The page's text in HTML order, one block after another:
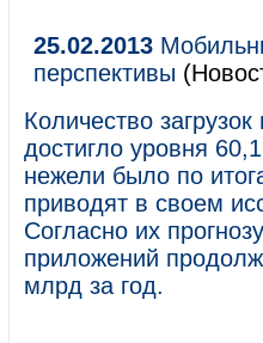
25.02.2013
перспективы
Количество
достигло уровня
нежели было по
приводят в своем
Согласно их
приложений
млрд за год.